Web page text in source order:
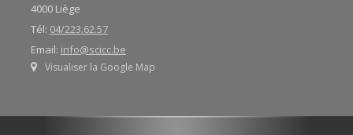
4000 Liège
Tél: 04/223.62.57
Email: info@scicc.be
Visualiser la Google Map